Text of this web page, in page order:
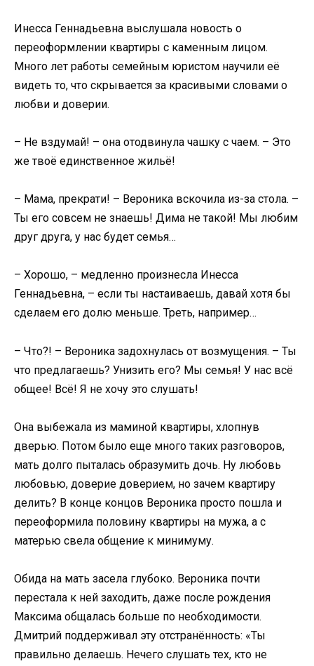
Инесса Геннадьевна выслушала новость о
переоформлении квартиры с каменным лицом.
Много лет работы семейным юристом научили её
видеть то, что скрывается за красивыми словами о
любви и доверии.
– Не вздумай! – она отодвинула чашку с чаем. – Это
же твоё единственное жильё!
– Мама, прекрати! – Вероника вскочила из-за стола. –
Ты его совсем не знаешь! Дима не такой! Мы любим
друг друга, у нас будет семья…
– Хорошо, – медленно произнесла Инесса
Геннадьевна, – если ты настаиваешь, давай хотя бы
сделаем его долю меньше. Треть, например…
– Что?! – Вероника задохнулась от возмущения. – Ты
что предлагаешь? Унизить его? Мы семья! У нас всё
общее! Всё! Я не хочу это слушать!
Она выбежала из маминой квартиры, хлопнув
дверью. Потом было еще много таких разговоров,
мать долго пыталась образумить дочь. Ну любовь
любовью, доверие доверием, но зачем квартиру
делить? В конце концов Вероника просто пошла и
переоформила половину квартиры на мужа, а с
матерью свела общение к минимуму.
Обида на мать засела глубоко. Вероника почти
перестала к ней заходить, даже после рождения
Максима общалась больше по необходимости.
Дмитрий поддерживал эту отстранённость: «Ты
правильно делаешь. Нечего слушать тех, кто не